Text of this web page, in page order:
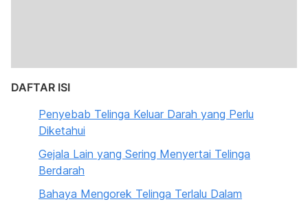
DAFTAR ISI
Penyebab Telinga Keluar Darah yang Perlu
Diketahui
Gejala Lain yang Sering Menyertai Telinga
Berdarah
Bahaya Mengorek Telinga Terlalu Dalam